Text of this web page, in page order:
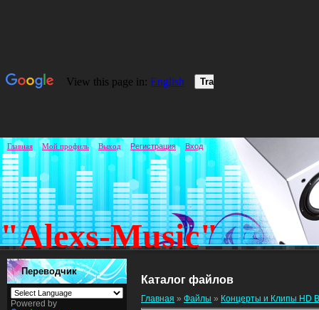
"Alexs-Music"
Главная Мой профиль Выход Регистрация Вход
Переводчик
Powered by
Каталог файлов
Главная » Файлы » Концерты и Клипы HD